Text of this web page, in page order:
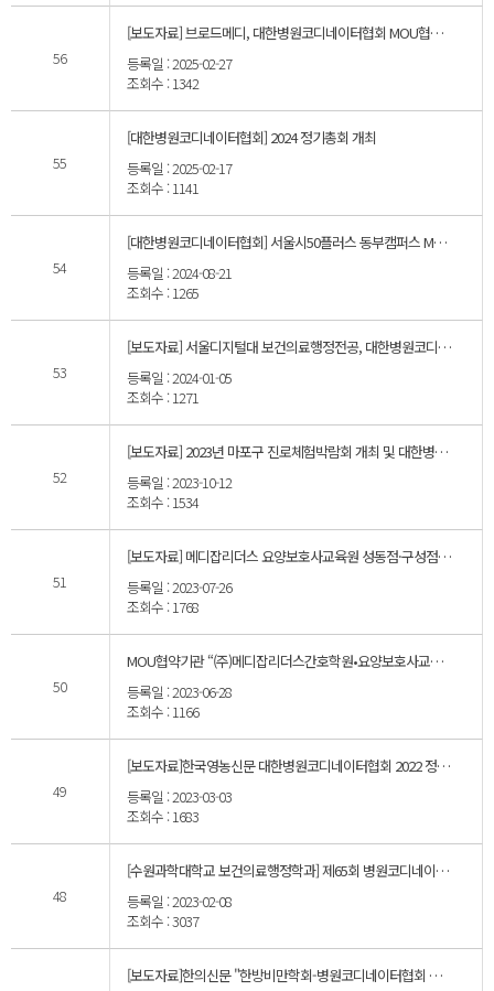
56
[보도자료] 브로드메디, 대한병원코디네이터협회 MOU협약 체결
등록일 : 2025-02-27
조회수 : 1342
55
[대한병원코디네이터협회] 2024 정기총회 개최
등록일 : 2025-02-17
조회수 : 1141
54
[대한병원코디네이터협회] 서울시50플러스 동부캠퍼스 MOU협약 체결 및 4050직무훈련 '병원코디네이터 양성 과정' 모집
등록일 : 2024-08-21
조회수 : 1265
53
[보도자료] 서울디지털대 보건의료행정전공, 대한병원코디네이터협회와 제휴협약 체결
등록일 : 2024-01-05
조회수 : 1271
52
[보도자료] 2023년 마포구 진로체험박람회 개최 및 대한병원코디네이터협회 병원코디네이터 부스 운영
등록일 : 2023-10-12
조회수 : 1534
51
[보도자료] 메디잡리더스 요양보호사교육원 성동점·구성점·죽전점, 대한병원코디네이터협회와 산학협력 업무협약 체결
등록일 : 2023-07-26
조회수 : 1768
50
MOU협약기관 “(주)메디잡리더스간호학원•요양보호사교육원” 요양보호사 자격증 취득반 모집 공고
등록일 : 2023-06-28
조회수 : 1166
49
[보도자료]한국영농신문 대한병원코디네이터협회 2022 정기총회 개최
등록일 : 2023-03-03
조회수 : 1683
48
[수원과학대학교 보건의료행정학과] 제65회 병원코디네이터 자격시험 실시
등록일 : 2023-02-08
조회수 : 3037
[보도자료]한의신문 "한방비만학회-병원코디네이터협회 산학협력 MOU협약 체결"